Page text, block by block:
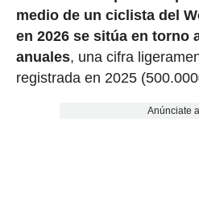
medio de un ciclista del
en 2026 se sitúa en torno
anuales, una cifra
registrada en 2025
Anúnciate